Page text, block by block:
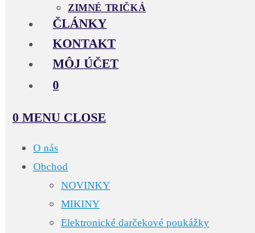
ZIMNÉ TRIČKÁ
ČLÁNKY
KONTAKT
MÔJ ÚČET
0
0 MENU CLOSE
O nás
Obchod
NOVINKY
MIKINY
Elektronické darčekové poukážky